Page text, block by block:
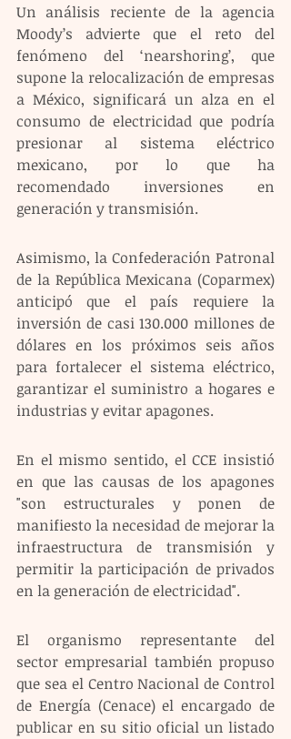
Un análisis reciente de la agencia
Moody’s advierte que el reto del
fenómeno del ‘nearshoring’, que
supone la relocalización de empresas
a México, significará un alza en el
consumo de electricidad que podría
presionar al sistema eléctrico
mexicano, por lo que ha
recomendado inversiones en
generación y transmisión.
Asimismo, la Confederación Patronal
de la República Mexicana (Coparmex)
anticipó que el país requiere la
inversión de casi 130.000 millones de
dólares en los próximos seis años
para fortalecer el sistema eléctrico,
garantizar el suministro a hogares e
industrias y evitar apagones.
En el mismo sentido, el CCE insistió
en que las causas de los apagones
"son estructurales y ponen de
manifiesto la necesidad de mejorar la
infraestructura de transmisión y
permitir la participación de privados
en la generación de electricidad".
El organismo representante del
sector empresarial también propuso
que sea el Centro Nacional de Control
de Energía (Cenace) el encargado de
publicar en su sitio oficial un listado